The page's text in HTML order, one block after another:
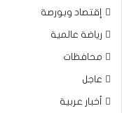
إقتصاد وبورصة
رياضة عالمية
محافظات
عاجل
أخبار عربية